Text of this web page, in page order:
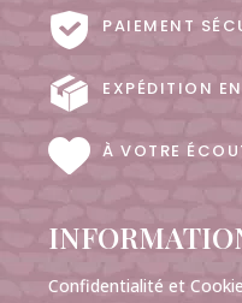
PAIEMENT
EXPÉDITION
À VOTRE
Confidentialité et